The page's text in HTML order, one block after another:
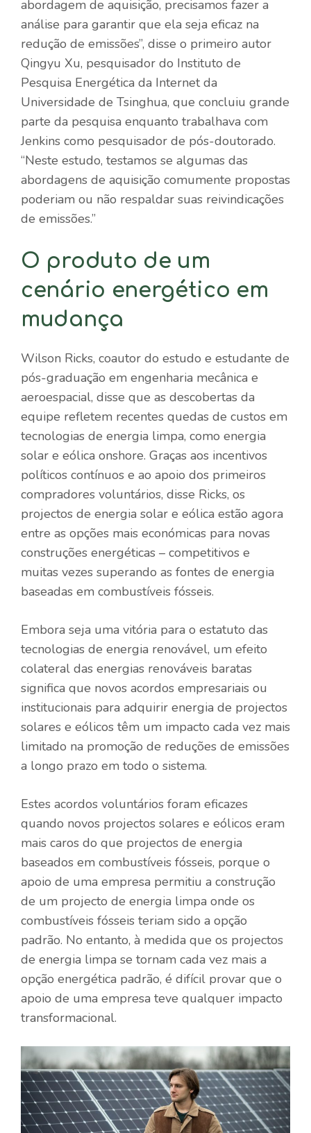
abordagem de aquisição, precisamos fazer a
análise para garantir que ela seja eficaz na
redução de emissões”, disse o primeiro autor
Qingyu Xu, pesquisador do Instituto de
Pesquisa Energética da Internet da
Universidade de Tsinghua, que concluiu grande
parte da pesquisa enquanto trabalhava com
Jenkins como pesquisador de pós-doutorado.
“Neste estudo, testamos se algumas das
abordagens de aquisição comumente propostas
poderiam ou não respaldar suas reivindicações
de emissões.”
O produto de um
cenário energético em
mudança
Wilson Ricks, coautor do estudo e estudante de
pós-graduação em engenharia mecânica e
aeroespacial, disse que as descobertas da
equipe refletem recentes quedas de custos em
tecnologias de energia limpa, como energia
solar e eólica onshore. Graças aos incentivos
políticos contínuos e ao apoio dos primeiros
compradores voluntários, disse Ricks, os
projectos de energia solar e eólica estão agora
entre as opções mais económicas para novas
construções energéticas – competitivos e
muitas vezes superando as fontes de energia
baseadas em combustíveis fósseis.
Embora seja uma vitória para o estatuto das
tecnologias de energia renovável, um efeito
colateral das energias renováveis ​​baratas
significa que novos acordos empresariais ou
institucionais para adquirir energia de projectos
solares e eólicos têm um impacto cada vez mais
limitado na promoção de reduções de emissões
a longo prazo em todo o sistema.
Estes acordos voluntários foram eficazes
quando novos projectos solares e eólicos eram
mais caros do que projectos de energia
baseados em combustíveis fósseis, porque o
apoio de uma empresa permitiu a construção
de um projecto de energia limpa onde os
combustíveis fósseis teriam sido a opção
padrão. No entanto, à medida que os projectos
de energia limpa se tornam cada vez mais a
opção energética padrão, é difícil provar que o
apoio de uma empresa teve qualquer impacto
transformacional.